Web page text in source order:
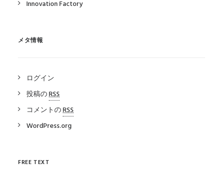
Innovation Factory
メタ情報
ログイン
投稿のRSS
コメントのRSS
WordPress.org
FREE TEXT